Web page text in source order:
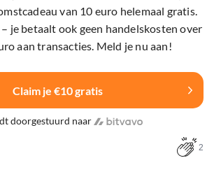
van 10 euro helemaal gratis.
je betaalt ook geen handelskosten over
aan transacties. Meld je nu aan!
Claim je €10 gratis
doorgestuurd naar
2